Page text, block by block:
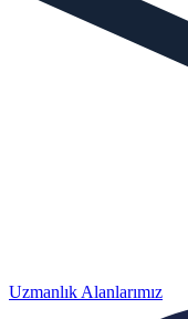
Uzmanlık Alanlarımız